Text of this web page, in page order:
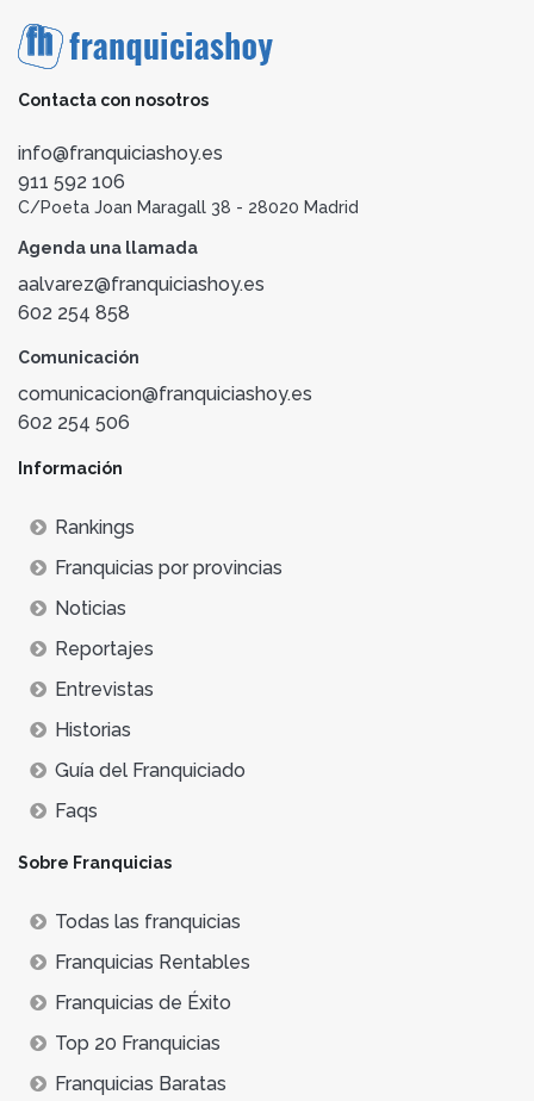
Contacta con nosotros
info@franquiciashoy.es
911 592 106
C/Poeta Joan Maragall 38 - 28020 Madrid
Agenda una llamada
aalvarez@franquiciashoy.es
602 254 858
Comunicación
comunicacion@franquiciashoy.es
602 254 506
Información
Rankings
Franquicias por provincias
Noticias
Reportajes
Entrevistas
Historias
Guía del Franquiciado
Faqs
Sobre Franquicias
Todas las franquicias
Franquicias Rentables
Franquicias de Éxito
Top 20 Franquicias
Franquicias Baratas